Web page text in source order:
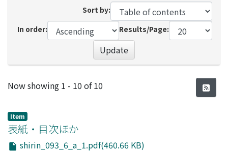
Sort by:
In order:
Results/Page:
Update
Recent Submissions
Now showing 1 - 10 of 10
Item
表紙・目次ほか
shirin_093_6_a_1.pdf(460.66 KB)